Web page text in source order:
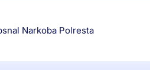
Narkoba Polresta